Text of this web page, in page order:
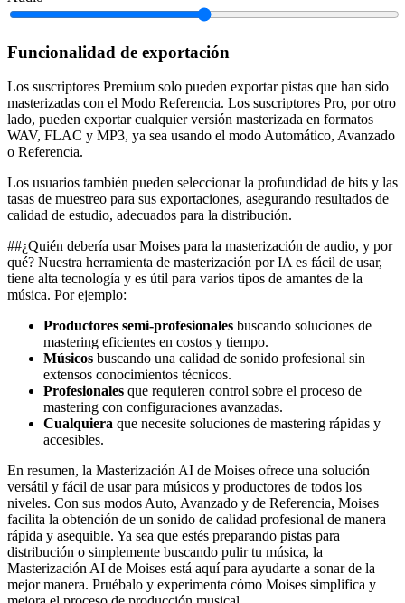
Funcionalidad de exportación
Los suscriptores Premium solo pueden exportar pistas que han sido
masterizadas con el Modo Referencia. Los suscriptores Pro, por otro
lado, pueden exportar cualquier versión masterizada en formatos
WAV, FLAC y MP3, ya sea usando el modo Automático, Avanzado
o Referencia.
Los usuarios también pueden seleccionar la profundidad de bits y las
tasas de muestreo para sus exportaciones, asegurando resultados de
calidad de estudio, adecuados para la distribución.
##¿Quién debería usar Moises para la masterización de audio, y por
qué? Nuestra herramienta de masterización por IA es fácil de usar,
tiene alta tecnología y es útil para varios tipos de amantes de la
música. Por ejemplo:
Productores semi-profesionales buscando soluciones de
mastering eficientes en costos y tiempo.
Músicos buscando una calidad de sonido profesional sin
extensos conocimientos técnicos.
Profesionales que requieren control sobre el proceso de
mastering con configuraciones avanzadas.
Cualquiera que necesite soluciones de mastering rápidas y
accesibles.
En resumen, la Masterización AI de Moises ofrece una solución
versátil y fácil de usar para músicos y productores de todos los
niveles. Con sus modos Auto, Avanzado y de Referencia, Moises
facilita la obtención de un sonido de calidad profesional de manera
rápida y asequible. Ya sea que estés preparando pistas para
distribución o simplemente buscando pulir tu música, la
Masterización AI de Moises está aquí para ayudarte a sonar de la
mejor manera. Pruébalo y experimenta cómo Moises simplifica y